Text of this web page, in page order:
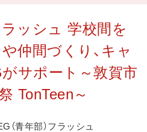
ラッシュ 学校間を
仲間づくり、キャ
サポート～敦賀市
TonTeen～
（青年部）フラッシュ